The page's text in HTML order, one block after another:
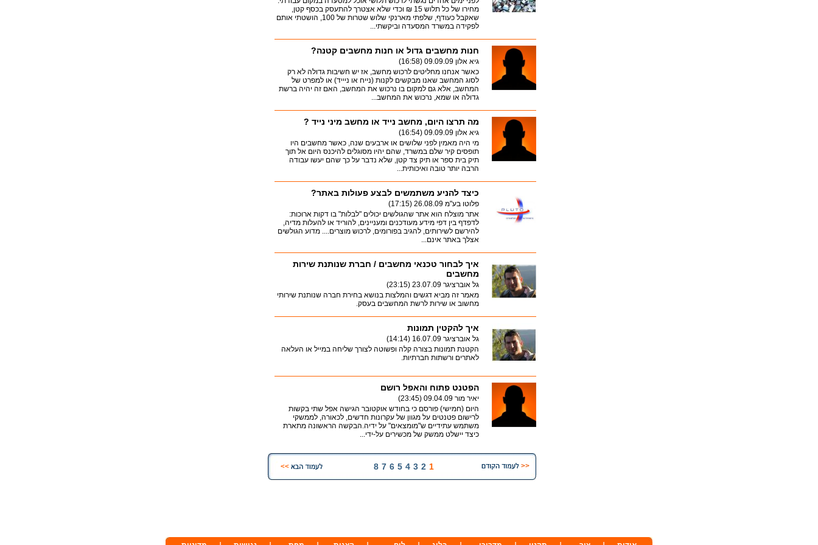
מחירו של כל תלוש 15 ₪ וכדי שלא אצטרך להתעסק בכסף קטן,
שאקבל כעודף, שלפתי מארנקי שלוש שטרות של 100, הושטתי אותם
לפקידה במשרד המסעדה וביקשתי...
חנות מחשבים גדול או חנות מחשבים קטנה?
גיא אלון 09.09.09 (16:58)
כאשר אנחנו מחליטים לרכוש מחשב, אז יש חשיבות גדולה לא רק
לסוג המחשב שאנו מבקשים לקנות (נייח או ניייד) או למפרט של
המחשב, אלא גם למקום בו נרכוש את המחשב, האם זה יהיה ברשת
גדולה או שמא, נרכוש את המחשב...
מה תרצו היום, מחשב נייד או מחשב מיני נייד ?
גיא אלון 09.09.09 (16:54)
מי היה מאמין לפני שלושים או ארבעים שנה, כאשר מחשבים היו
תופסים קיר שלם במשרד, שהם יהיו מסוגלים להיכנס היום אל תוך
תיק בית ספר או תיק צד קטן, שלא נדבר על כך שהם יעשו עבודה
הרבה יותר טובה ואיכותית...
כיצד להניע משתמשים לבצע פעולות באתר?
פלוטו בע"מ 26.08.09 (17:15)
אתר מוצלח הוא אתר שהגולשים יכולים "לבלות" בו דקות ארוכות:
לדפדף בין דפי מידע מעודכנים ומעניינים, להוריד או להעלות מדיה,
להירשם לשירותים, להגיב בפורומים, לרכוש מוצרים.... מדוע הגולשים
אצלך באתר אינם...
איך לבחור טכנאי מחשבים / חברת שנותנת שירות
מחשבים
גל אוברציגר 23.07.09 (23:15)
מאמר זה מביא דגשים והמלצות בנושא בחירת חברה שנותנת שירותי
מחשוב או שירות לרשת המחשבים בעסק.
איך להקטין תמונות
גל אוברציגר 16.07.09 (14:14)
הקטנת תמונות בצורה קלה ופשוטה לצורך שליחה במייל או העלאה
לאתרים ורשתות חברתיות.
הפטנט פתוח והאפל רושם
יאיר מור 09.04.09 (23:45)
היום (חמישי) פורסם כי בחודש אוקטובר הגישה אפל שתי בקשות
לרישום פטנטים על מגוון של עקרונות חדשים, לכאורה, לממשקי
משתמש עתידיים ש"מומצאים" על ידיה.הבקשה הראשונה מתארת
כיצד יישלט ממשק של מכשירים על-ידי...
1
2
3
4
5
6
7
8